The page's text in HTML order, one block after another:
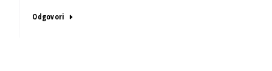
Odgovori